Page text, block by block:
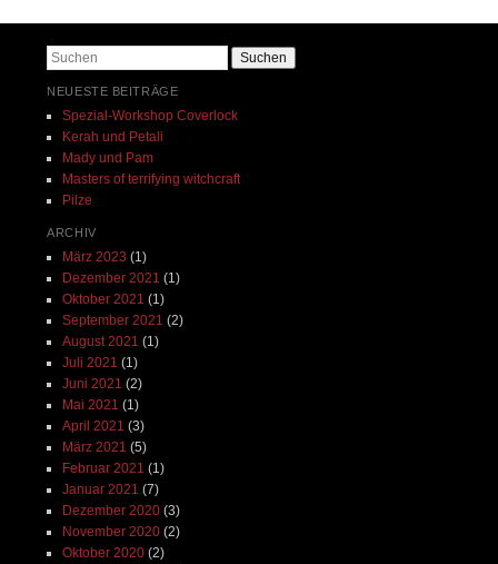
Suchen
NEUESTE BEITRÄGE
Spezial-Workshop Coverlock
Kerah und Petali
Mady und Pam
Masters of terrifying witchcraft
Pilze
ARCHIV
März 2023 (1)
Dezember 2021 (1)
Oktober 2021 (1)
September 2021 (2)
August 2021 (1)
Juli 2021 (1)
Juni 2021 (2)
Mai 2021 (1)
April 2021 (3)
März 2021 (5)
Februar 2021 (1)
Januar 2021 (7)
Dezember 2020(3)
November 2020(2)
Oktober 2020(2)